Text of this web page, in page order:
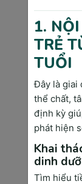
>>> Xem
1.
TRẺ
TUỔI
Đây là giai
thể chất,
định kỳ
phát hiện
Khai
dinh
Tìm hiểu